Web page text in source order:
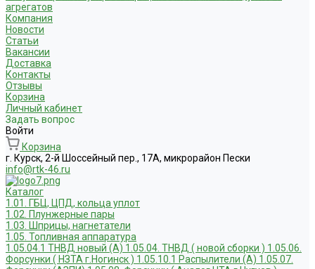
агрегатов
Компания
Новости
Статьи
Вакансии
Доставка
Контакты
Отзывы
Корзина
Личный кабинет
Задать вопрос
Войти
Корзина
г. Курск, 2-й Шоссейный пер., 17А, микрорайон Пески
info@rtk-46.ru
Каталог
1.01. ГБЦ, ЦПД, кольца уплот
1.02. Плунжерные пары
1.03. Шприцы, нагнетатели
1.05. Топливная аппаратура
1.05.04.1 ТНВД новый (А) 1.05.04. ТНВД ( новой сборки ) 1.05.06.
Форсунки ( НЗТА г.Ногинск ) 1.05.10.1 Распылители (А) 1.05.07.